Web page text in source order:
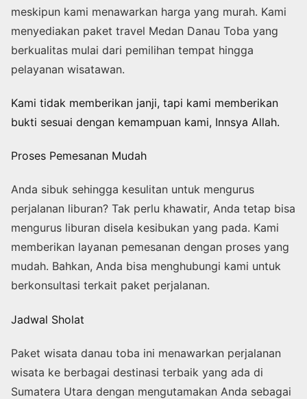
meskipun kami menawarkan harga yang murah. Kami
menyediakan paket travel Medan Danau Toba yang
berkualitas mulai dari pemilihan tempat hingga
pelayanan wisatawan.
Kami tidak memberikan janji, tapi kami memberikan
bukti sesuai dengan kemampuan kami, Innsya Allah.
Proses Pemesanan Mudah
Anda sibuk sehingga kesulitan untuk mengurus
perjalanan liburan? Tak perlu khawatir, Anda tetap bisa
mengurus liburan disela kesibukan yang pada. Kami
memberikan layanan pemesanan dengan proses yang
mudah. Bahkan, Anda bisa menghubungi kami untuk
berkonsultasi terkait paket perjalanan.
Jadwal Sholat
Paket wisata danau toba ini menawarkan perjalanan
wisata ke berbagai destinasi terbaik yang ada di
Sumatera Utara dengan mengutamakan Anda sebagai